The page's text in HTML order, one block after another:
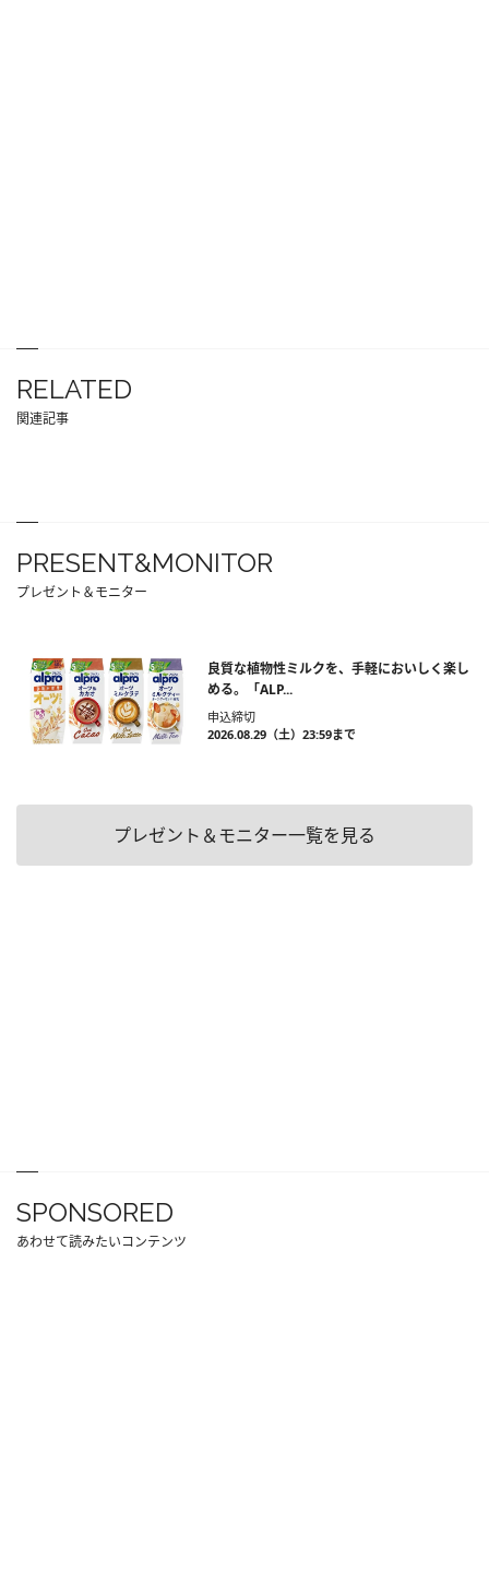
RELATED
関連記事
PRESENT&MONITOR
プレゼント＆モニター
良質な植物性ミルクを、手軽においしく楽し
める。「ALP...
申込締切
2026.08.29（土）23:59まで
プレゼント＆モニター一覧を見る
SPONSORED
あわせて読みたいコンテンツ